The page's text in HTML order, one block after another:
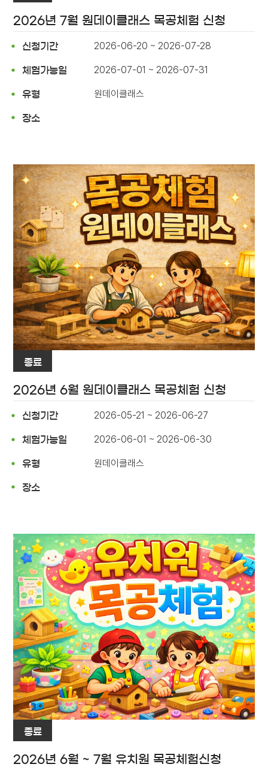
2026년 7월 원데이클래스 목공체험 신청
신청기간 2026-06-20 ~ 2026-07-28
체험가능일 2026-07-01 ~ 2026-07-31
유형 원데이클래스
장소
종료
2026년 6월 원데이클래스 목공체험 신청
신청기간 2026-05-21 ~ 2026-06-27
체험가능일 2026-06-01 ~ 2026-06-30
유형 원데이클래스
장소
종료
2026년 6월 ~ 7월 유치원 목공체험신청